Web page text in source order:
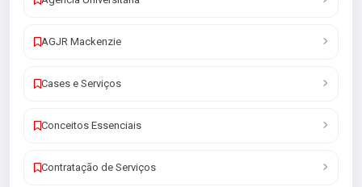
AGJR Mackenzie
Cases e Serviços
Conceitos Essenciais
Contratação de Serviços